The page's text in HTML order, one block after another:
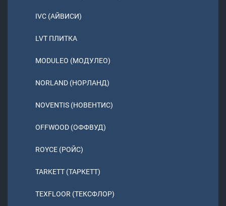
IVC (АЙВИСИ)
LVT ПЛИТКА
MODULEO (МОДУЛЕО)
NORLAND (НОРЛАНД)
NOVENTIS (НОВЕНТИС)
OFFWOOD (ОФФВУД)
ROYCE (РОЙС)
TARKETT (ТАРКЕТТ)
TEXFLOOR (ТЕКСФЛОР)